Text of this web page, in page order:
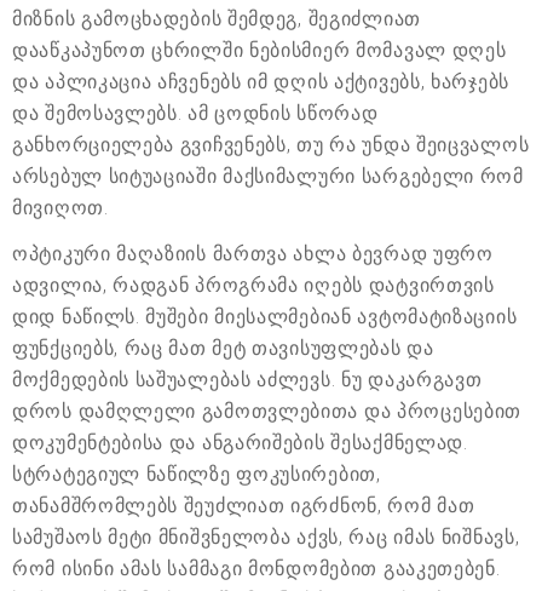
მიზნის გამოცხადების შემდეგ, შეგიძლიათ
დააწკაპუნოთ ცხრილში ნებისმიერ მომავალ დღეს
და აპლიკაცია აჩვენებს იმ დღის აქტივებს, ხარჯებს
და შემოსავლებს. ამ ცოდნის სწორად
განხორციელება გვიჩვენებს, თუ რა უნდა შეიცვალოს
არსებულ სიტუაციაში მაქსიმალური სარგებელი რომ
მივიღოთ.
ოპტიკური მაღაზიის მართვა ახლა ბევრად უფრო
ადვილია, რადგან პროგრამა იღებს დატვირთვის
დიდ ნაწილს. მუშები მიესალმებიან ავტომატიზაციის
ფუნქციებს, რაც მათ მეტ თავისუფლებას და
მოქმედების საშუალებას აძლევს. ნუ დაკარგავთ
დროს დამღლელი გამოთვლებითა და პროცესებით
დოკუმენტებისა და ანგარიშების შესაქმნელად.
სტრატეგიულ ნაწილზე ფოკუსირებით,
თანამშრომლებს შეუძლიათ იგრძნონ, რომ მათ
სამუშაოს მეტი მნიშვნელობა აქვს, რაც იმას ნიშნავს,
რომ ისინი ამას სამმაგი მონდომებით გააკეთებენ.